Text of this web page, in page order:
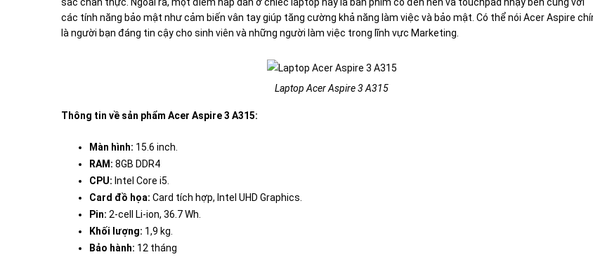
các tính năng bảo mật như cảm biến vân tay giúp tăng cường khả năng làm việc và bảo mật. Có thể nói Acer Aspire
là người bạn đáng tin cậy cho sinh viên và những người làm việc trong lĩnh vực Marketing.
Laptop Acer Aspire 3 A315
Thông tin về sản phẩm Acer Aspire 3 A315:
Màn hình: 15.6 inch.
RAM: 8GB DDR4
CPU: Intel Core i5.
Card đồ họa: Card tích hợp, Intel UHD Graphics.
Pin: 2-cell Li-ion, 36.7 Wh
Khối lượng: 1,9 kg.
Bảo hành: 12 tháng